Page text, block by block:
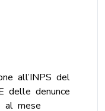
all’INPS del
delle denunce
al mese